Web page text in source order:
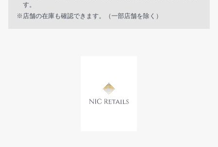
す。
※店舗の在庫も確認できます。（一部店舗を除く）